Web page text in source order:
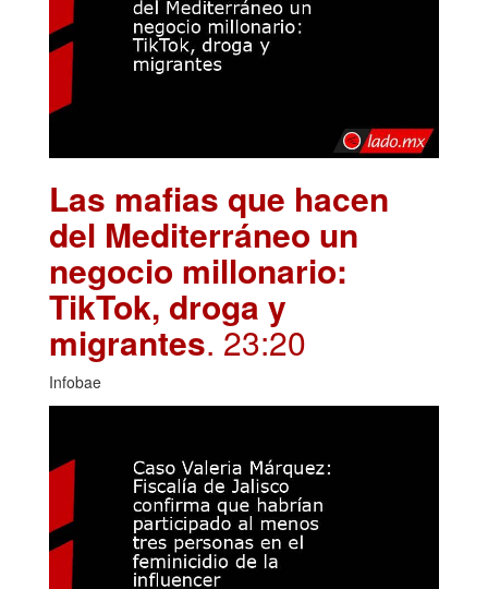
Las mafias que hacen
del Mediterráneo un
negocio millonario:
TikTok, droga y
migrantes. 23:20
Infobae